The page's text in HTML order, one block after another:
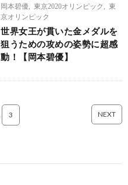
岡本碧優
東京2020オリンピック
東
京オリンピック
世界女王が貫いた金メダルを
狙うための攻めの姿勢に超感
動！【岡本碧優】
3 NEXT